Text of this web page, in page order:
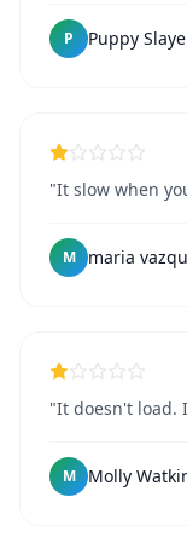
P Puppy
"It slow when
M maria
"It doesn't load.
M Molly